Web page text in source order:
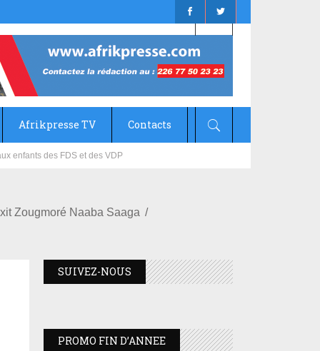
Afrikpresse TV Contacts
Zougmoré Naaba Saaga
SUIVEZ-NOUS
PROMO FIN D’ANNEE